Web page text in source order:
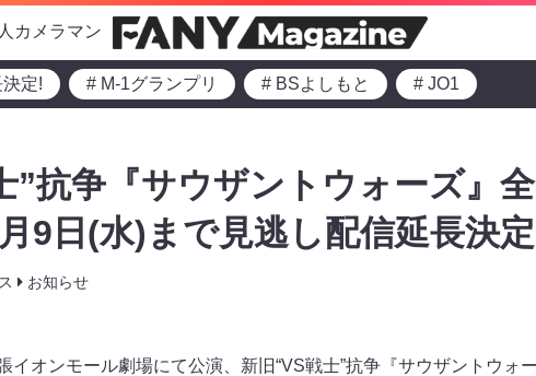
カメラマン
定! # M-1グランプリ # BSよしもと # JO1
”抗争『サウザントウォーズ』
9日(水)まで見逃し配信延長決定
お知らせ
イオンモール劇場にて公演、新旧“VS戦士”抗争『サウザントウォ